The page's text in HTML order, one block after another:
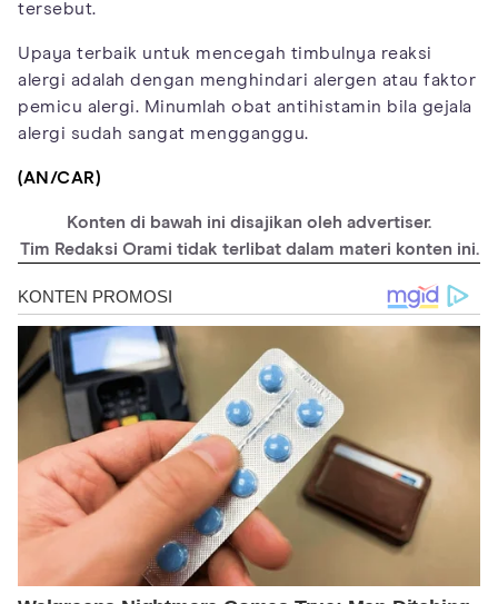
tersebut.
Upaya terbaik untuk mencegah timbulnya reaksi
alergi adalah dengan menghindari alergen atau faktor
pemicu alergi. Minumlah obat antihistamin bila gejala
alergi sudah sangat mengganggu.
(AN/CAR)
Konten di bawah ini disajikan oleh advertiser.
Tim Redaksi Orami tidak terlibat dalam materi konten ini.